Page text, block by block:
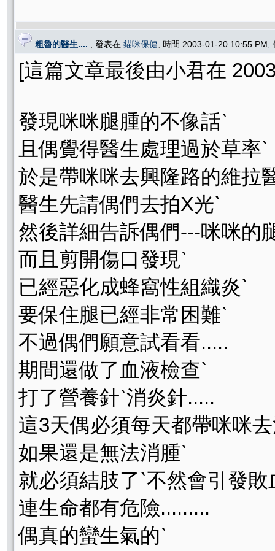
粗魯的醫生.... , 發表在 貓咪保健 , 時間 2003-01-20 10:55 PM,
[這篇文章最後由小君在
發現咪咪腿腫的不像話ˋ
且偶覺得醫生處理過於草率ˋ
於是帶咪咪去興隆路的維拉
醫生先請偶們去拍X光ˋ
然後詳細告訴偶們---咪咪的
而且剪開傷口發現ˋ
已經惡化成蜂窩性組織炎ˋ
要保住腿已經非常困難ˋ
不過偶們願意試看看.....
期間還做了血液檢查ˋ
打了營養針ˋ消炎針.....
這3天偶必須每天都帶咪咪去
如果還是無法消腫ˋ
就必須結肢了ˋ不然會引發敗
連生命都有危險.........
偶真的蠻生氣的ˋ